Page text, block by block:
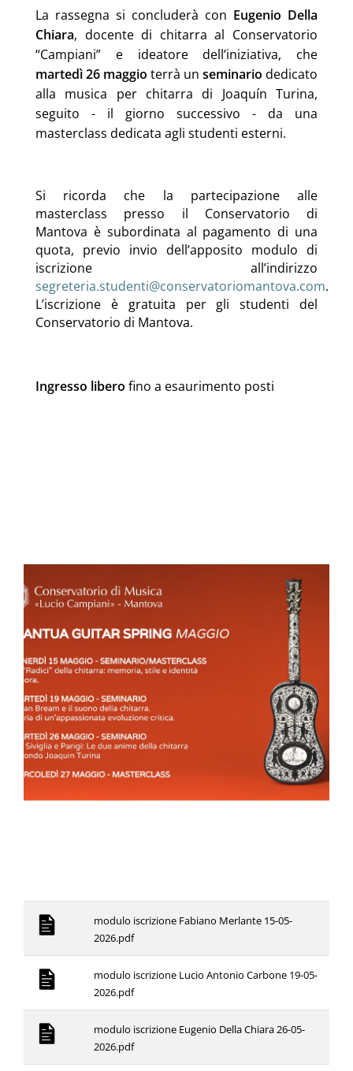
La rassegna si concluderà con Eugenio Della
Chiara, docente di chitarra al Conservatorio
“Campiani” e ideatore dell’iniziativa, che
martedì 26 maggio terrà un seminario dedicato
alla musica per chitarra di Joaquín Turina,
seguito - il giorno successivo - da una
masterclass dedicata agli studenti esterni.
Si ricorda che la partecipazione alle
masterclass presso il Conservatorio di
Mantova è subordinata al pagamento di una
quota, previo invio dell’apposito modulo di
iscrizione all’indirizzo
segreteria.studenti@conservatoriomantova.com.
L’iscrizione è gratuita per gli studenti del
Conservatorio di Mantova.
Ingresso libero fino a esaurimento posti
modulo iscrizione Fabiano Merlante 15-05-
2026.pdf
modulo iscrizione Lucio Antonio Carbone 19-05-
2026.pdf
modulo iscrizione Eugenio Della Chiara 26-05-
2026.pdf